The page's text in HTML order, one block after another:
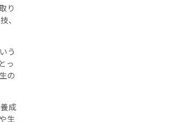
り
、
う
っ
の
成
生